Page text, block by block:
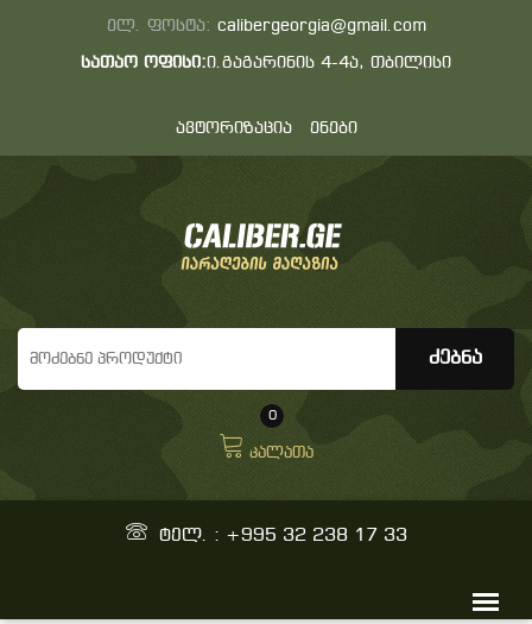
ელ. ფოსტა: calibergeorgia@gmail.com
სათაო ოფისი:ი.გაგარინის 4-4ა, თბილისი
ავტორიზაცია ენები
0
კალათა
ტელ. : +995 32 238 17 33